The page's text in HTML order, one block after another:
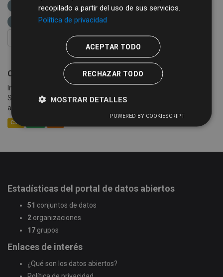
Comercio
Formatos: XML
etiquetas:
diputación de salamanca
FILTRAR RESULTADOS
Cotizaciones semanales de la Lonja de Salamanca
Información sobre las cotizaciones semanales de la Lonja de
Salamanca (celebradas cada lunes) desde el año 2005 hasta la
actualidad. Se detalla información sobre la mesa,...
CSV
Estadísticas del portal de datos abiertos
51 conjuntos de datos
2 organizaciones
17 grupos
Enlaces de interés
¿Qué son los datos abiertos?
recopilado a partir del uso de sus servicios.
Política de privacidad
ACEPTAR TODO
RECHAZAR TODO
MOSTRAR DETALLES
POWERED BY COOKIESCRIPT